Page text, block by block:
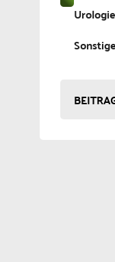
Urologie